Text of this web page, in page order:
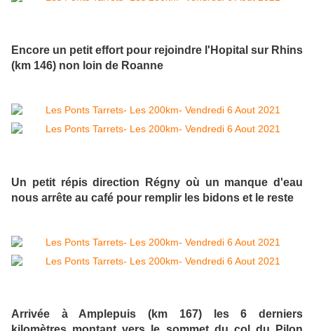
Encore un petit effort pour rejoindre l'Hopital sur Rhins
(km 146) non loin de Roanne
Un petit répis direction Régny où un manque d'eau
nous arrête au café pour remplir les bidons et le reste
Arrivée à Amplepuis (km 167) les 6 derniers